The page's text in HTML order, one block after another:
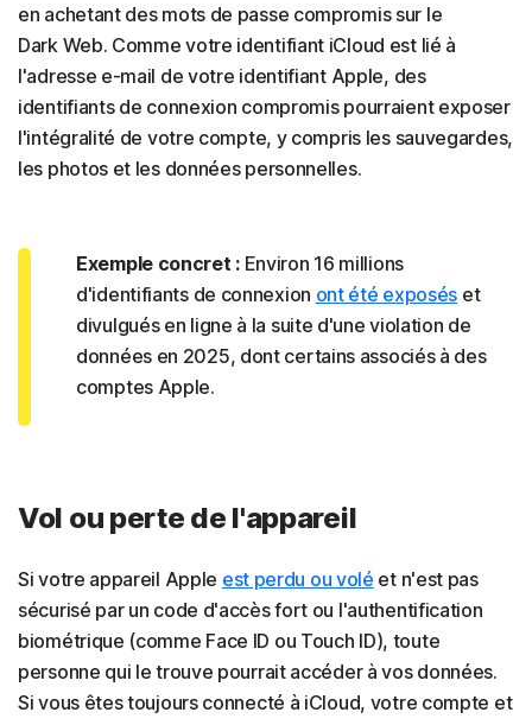
en achetant des mots de passe compromis sur le
Dark Web. Comme votre identifiant iCloud est lié à
l'adresse e-mail de votre identifiant Apple, des
identifiants de connexion compromis pourraient exposer
l'intégralité de votre compte, y compris les sauvegardes,
les photos et les données personnelles.
Exemple concret :Environ 16 millions
d'identifiants de connexion ont été exposés et
divulgués en ligne à la suite d'une violation de
données en 2025, dont certains associés à des
comptes Apple.
Vol ou perte de l'appareil
Si votre appareil Apple est perdu ou volé et n'est pas
sécurisé par un code d'accès fort ou l'authentification
biométrique (comme Face ID ou Touch ID), toute
personne qui le trouve pourrait accéder à vos données.
Si vous êtes toujours connecté à iCloud, votre compte et